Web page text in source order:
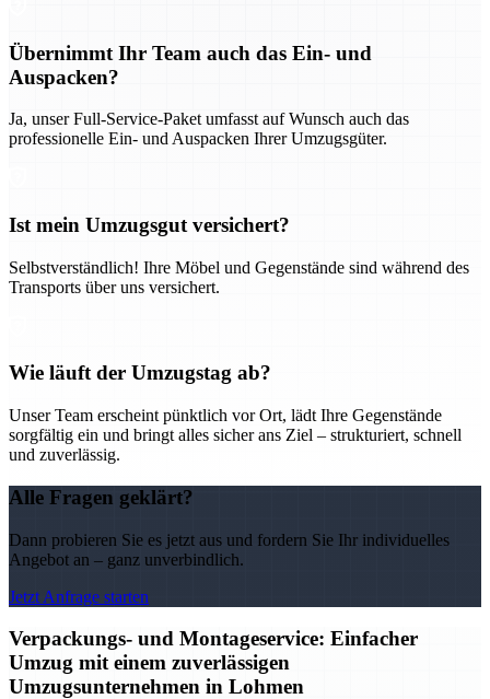
Übernimmt Ihr Team auch das Ein- und
Auspacken?
Ja, unser Full-Service-Paket umfasst auf Wunsch auch das
professionelle Ein- und Auspacken Ihrer Umzugsgüter.
Ist mein Umzugsgut versichert?
Selbstverständlich! Ihre Möbel und Gegenstände sind während des
Transports über uns versichert.
Wie läuft der Umzugstag ab?
Unser Team erscheint pünktlich vor Ort, lädt Ihre Gegenstände
sorgfältig ein und bringt alles sicher ans Ziel – strukturiert, schnell
und zuverlässig.
Alle Fragen geklärt?
Dann probieren Sie es jetzt aus und fordern Sie Ihr individuelles
Angebot an – ganz unverbindlich.
Jetzt Anfrage starten
Verpackungs- und Montageservice: Einfacher
Umzug mit einem zuverlässigen
Umzugsunternehmen in Lohmen